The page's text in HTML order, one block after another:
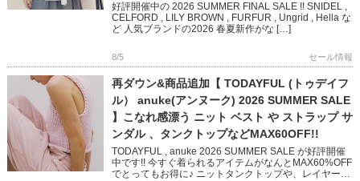
好評開催中の 2026 SUMMER FINAL SALE !! SNIDEL ,
CELFORD , LILY BROWN , FURFUR , Ungrid , Hella な
ど 人気ブランドの2026 春夏新作がな […]
8/5 セール情報
再ダウン&商品追加【 TODAYFUL (トゥデイフ
ル） anuke(アンヌーク) 2026 SUMMER SALE
】こなれ感漂う ニット ベスト や ストラップ サ
ンダル 、タンクトップなどMAX60OFF!!
TODAYFUL , anuke 2026 SUMMER SALE が好評開催
中です!! 今すぐ着られるアイテムがなんとMAX60%OFF
でとってもお得に♪ ニットタンクトップや、レイヤード